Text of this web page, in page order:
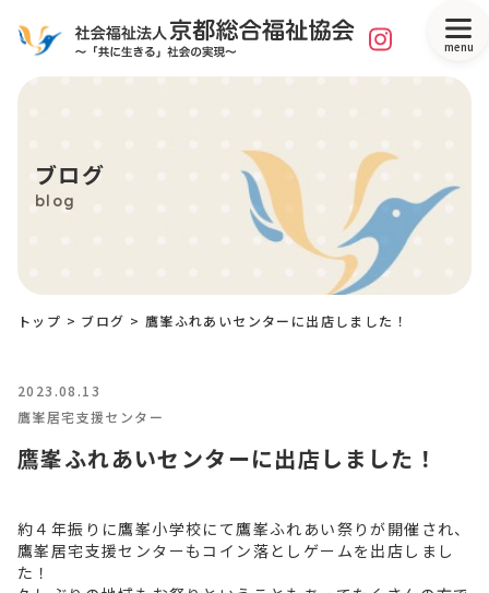
menu
ブログ
blog
トップ > ブログ > 鷹峯ふれあいセンターに出店しました！
2023.08.13
鷹峯居宅支援センター
鷹峯ふれあいセンターに出店しました！
約４年振りに鷹峯小学校にて鷹峯ふれあい祭りが開催され、
鷹峯居宅支援センターもコイン落としゲームを出店しまし
た！